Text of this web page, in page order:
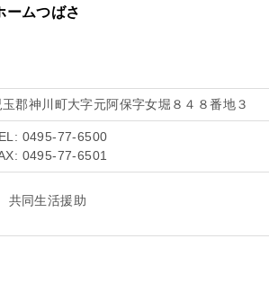
ームつばさ
玉郡神川町大字元阿保字女堀８４８番地３
0495-77-6500
0495-77-6501
共同生活援助